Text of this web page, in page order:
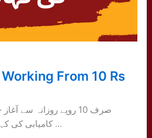
From 10 Rs
صرف 10 روپے روزانہ سے
کامیابی کی کہانی یہ کہانی ہے ایک ایسے …